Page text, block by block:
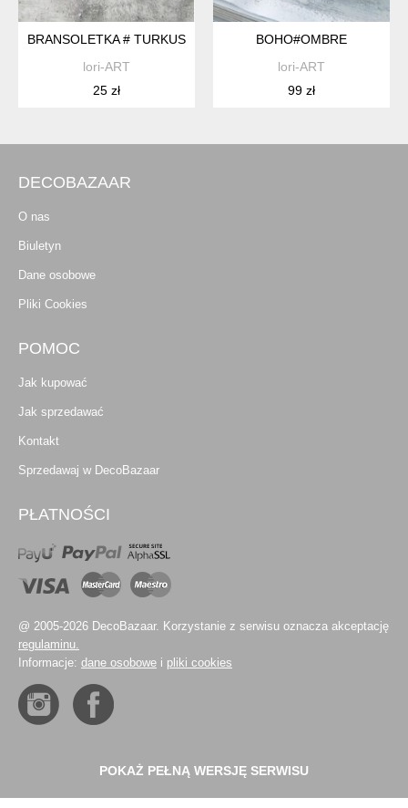
BRANSOLETKA # TURKUS
lori-ART
25 zł
BOHO#OMBRE
lori-ART
99 zł
DECOBAZAAR
O nas
Biuletyn
Dane osobowe
Pliki Cookies
POMOC
Jak kupować
Jak sprzedawać
Kontakt
Sprzedawaj w DecoBazaar
PŁATNOŚCI
@ 2005-2026 DecoBazaar. Korzystanie z serwisu oznacza akceptację
regulaminu.
Informacje: dane osobowe i pliki cookies
POKAŻ PEŁNĄ WERSJĘ SERWISU